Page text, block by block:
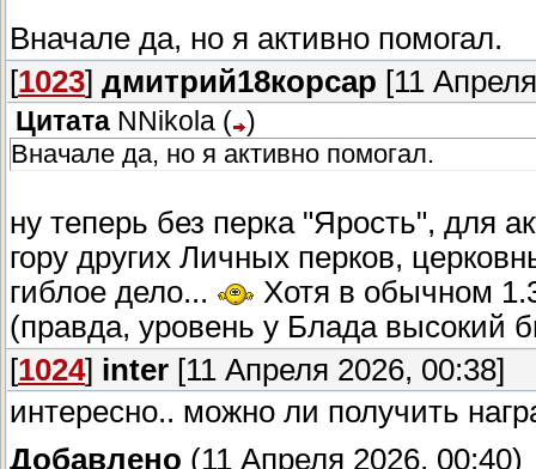
Вначале да, но я активно помогал.
[1023] дмитрий18корсар [11
Цитата NNikola ( )
Вначале да, но я активно помогал.
ну теперь без перка "Ярость", для
гору других Личных перков,
гиблое дело...
Хотя в обычном
(правда, уровень у Блада
[1024] inter [11 Апреля 2026, 00:38]
интересно.. можно ли получить
Добавлено (11 Апреля 2026, 00:40)